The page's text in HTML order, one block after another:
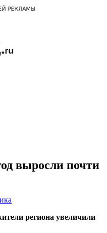
выросли почти
региона увеличили